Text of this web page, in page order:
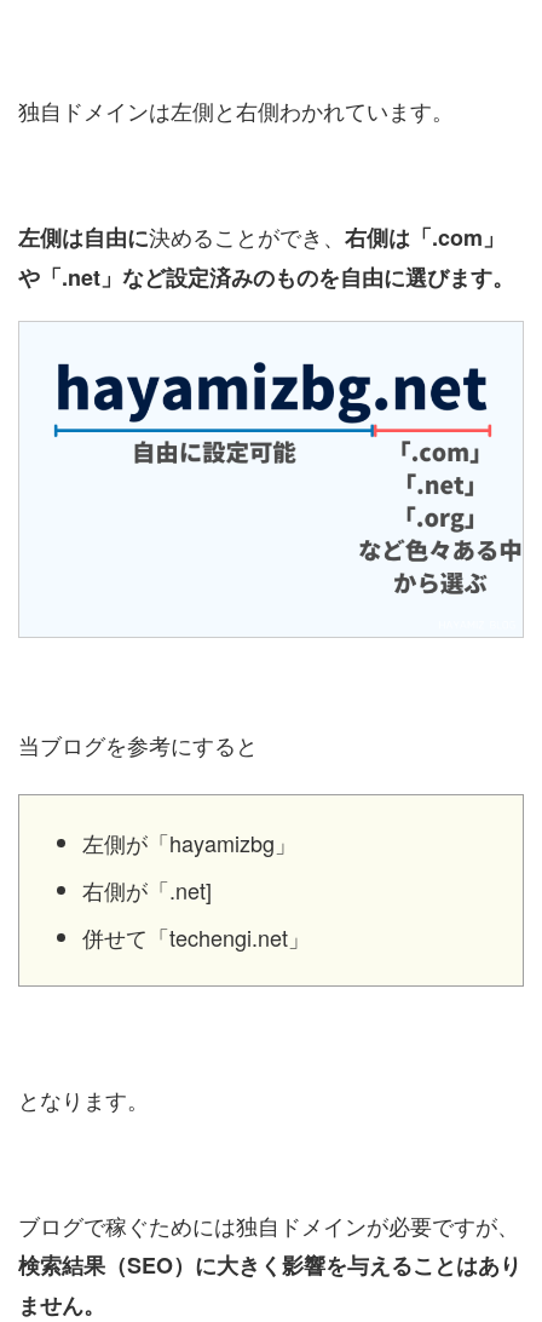
独自ドメインは左側と右側わかれています。
左側は自由に決めることができ、 右側は「.com」
や「.net」など設定済みのものを自由に選びます。
当ブログを参考にすると
左側が「hayamizbg」
右側が「.net]
併せて「techengi.net」
となります。
ブログで稼ぐためには独自ドメインが必要ですが、
検索結果（SEO）に大きく影響を与えることはあり
ません。